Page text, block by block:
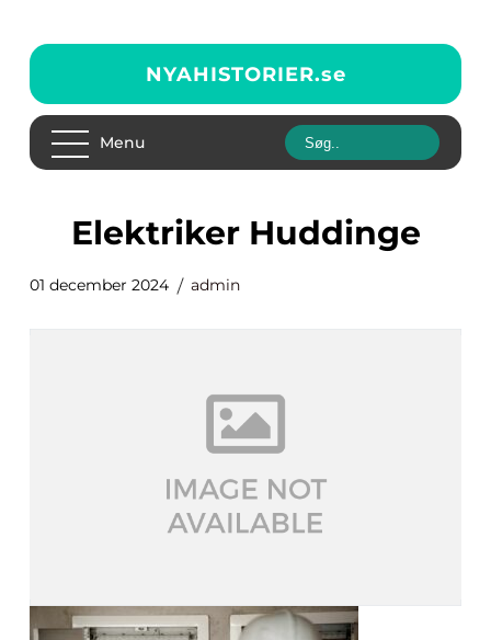
NYAHISTORIER.se
Menu
Elektriker Huddinge
01 december 2024 admin